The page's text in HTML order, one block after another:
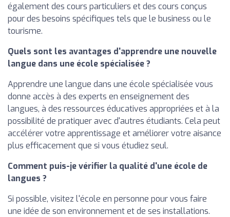
également des cours particuliers et des cours conçus
pour des besoins spécifiques tels que le business ou le
tourisme.
Quels sont les avantages d'apprendre une nouvelle
langue dans une école spécialisée ?
Apprendre une langue dans une école spécialisée vous
donne accès à des experts en enseignement des
langues, à des ressources éducatives appropriées et à la
possibilité de pratiquer avec d'autres étudiants. Cela peut
accélérer votre apprentissage et améliorer votre aisance
plus efficacement que si vous étudiez seul.
Comment puis-je vérifier la qualité d'une école de
langues ?
Si possible, visitez l'école en personne pour vous faire
une idée de son environnement et de ses installations.